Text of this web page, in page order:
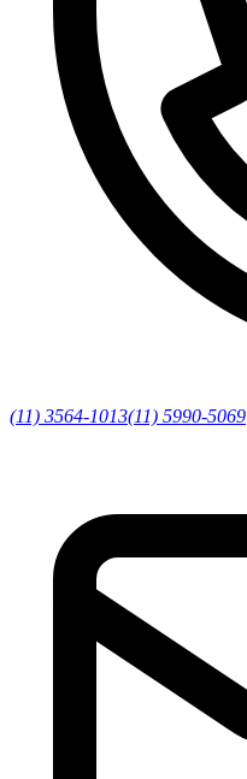
(11) 3564-1013(11) 5990-5069